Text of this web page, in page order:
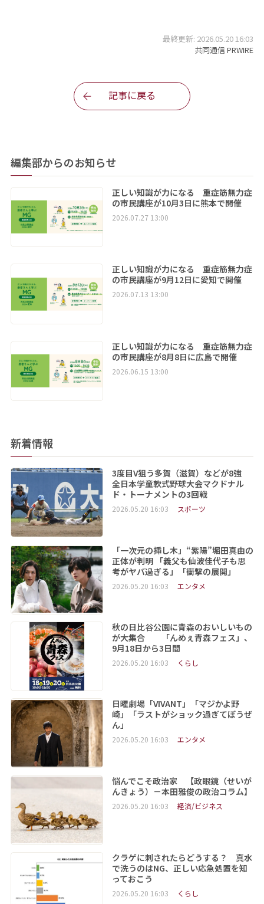
最終更新: 2026.05.20 16:03
共同通信 PRWIRE
記事に戻る
編集部からのお知らせ
正しい知識が力になる 重症筋無力症
の市民講座が10月3日に熊本で開催
2026.07.27 13:00
正しい知識が力になる 重症筋無力症
の市民講座が9月12日に愛知で開催
2026.07.13 13:00
正しい知識が力になる 重症筋無力症
の市民講座が8月8日に広島で開催
2026.06.15 13:00
新着情報
3度目V狙う多賀（滋賀）などが8強
全日本学童軟式野球大会マクドナル
ド・トーナメントの3回戦
2026.05.20 16:03 スポーツ
「一次元の挿し木」“紫陽”堀田真由の
正体が判明 「義父も仙波佳代子も思
考がヤバ過ぎる」「衝撃の展開」
2026.05.20 16:03 エンタメ
秋の日比谷公園に青森のおいしいもの
が大集合 「んめぇ青森フェス」、
9月18日から3日間
2026.05.20 16:03 くらし
日曜劇場「VIVANT」「マジかよ野
崎」「ラストがショック過ぎてぼうぜ
ん」
2026.05.20 16:03 エンタメ
悩んでこそ政治家 【政眼鏡（せいが
んきょう）－本田雅俊の政治コラム】
2026.05.20 16:03 経済/ビジネス
クラゲに刺されたらどうする？ 真水
で洗うのはNG、正しい応急処置を知
っておこう
2026.05.20 16:03 くらし